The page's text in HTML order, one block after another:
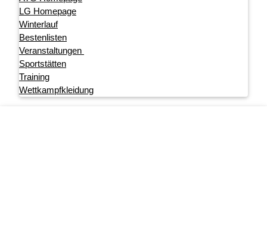
LG Homepage
Winterlauf
Bestenlisten
Veranstaltungen
Sportstätten
Training
Wettkampfkleidung